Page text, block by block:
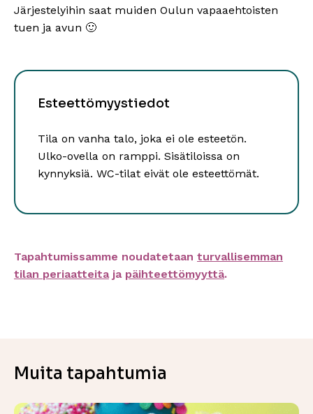
Järjestelyihin saat muiden Oulun vapaaehtoisten
tuen ja avun 🙂
Esteettömyystiedot
Tila on vanha talo, joka ei ole esteetön.
Ulko-ovella on ramppi. Sisätiloissa on
kynnyksiä. WC-tilat eivät ole esteettömät.
Tapahtumissamme noudatetaan turvallisemman
tilan periaatteitaja päihteettömyyttä.
Muita tapahtumia